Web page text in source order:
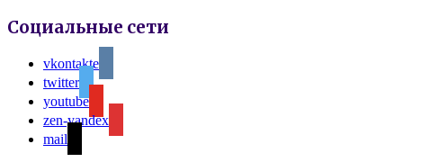
Социальные сети
vkontakte
twitter
youtube
zen-yandex
mail